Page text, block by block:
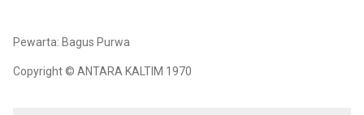
Pewarta: Bagus Purwa
Copyright © ANTARA KALTIM 1970